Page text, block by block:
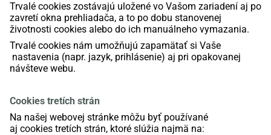
Trvalé cookies zostávajú uložené vo Vašom zariadení aj po
zavretí okna prehliadača, a to po dobu stanovenej
životnosti cookies alebo do ich manuálneho vymazania.
Trvalé cookies nám umožňujú zapamätať si Vaše
nastavenia (napr. jazyk, prihlásenie) aj pri opakovanej
návšteve webu.
Cookies tretích strán
Na našej webovej stránke môžu byť používané
aj cookies tretích strán, ktoré slúžia najmä na: